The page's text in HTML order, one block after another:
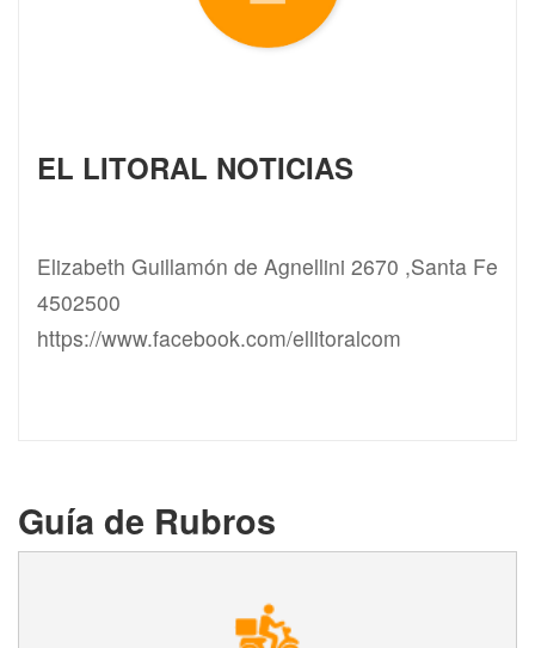
EL LITORAL NOTICIAS
Elizabeth Guillamón de Agnellini 2670 ,Santa Fe
4502500
https://www.facebook.com/ellitoralcom
Guía de Rubros